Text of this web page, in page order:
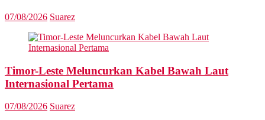
07/08/2026 Suarez
Timor-Leste Meluncurkan Kabel Bawah Laut
Internasional Pertama
07/08/2026 Suarez